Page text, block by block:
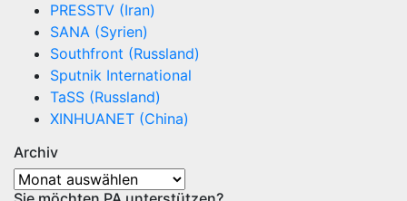
PRESSTV (Iran)
SANA (Syrien)
Southfront (Russland)
Sputnik International
TaSS (Russland)
XINHUANET (China)
Archiv
Archiv